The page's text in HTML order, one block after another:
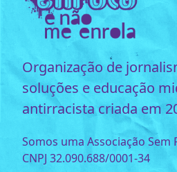
Organização de
soluções e educação
antirracista criada em
Somos uma Associação Sem
CNPJ 32.090.688/0001-34